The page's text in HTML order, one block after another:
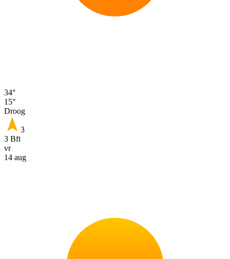
34°
15°
Droog
3
3 Bft
vr
14 aug